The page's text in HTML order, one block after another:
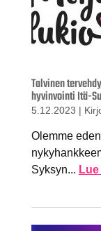
Talvinen
hyvinvointi Itä-
5.12.2023 |
Olemme
Syksyn...